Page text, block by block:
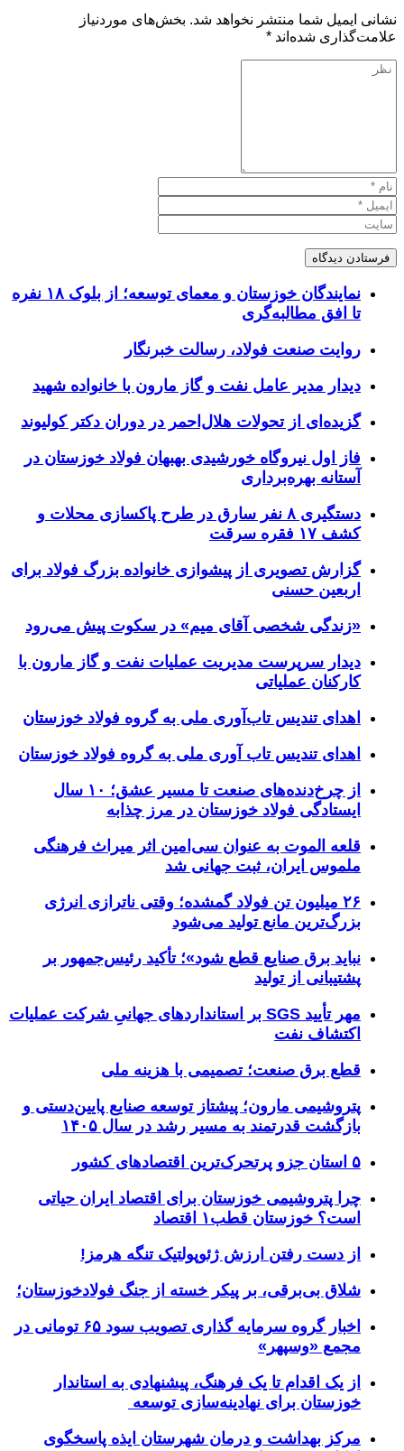
نشانی ایمیل شما منتشر نخواهد شد. بخش‌های موردنیاز
علامت‌گذاری شده‌اند *
نمایندگان خوزستان و معمای توسعه؛ از بلوک ۱۸ نفره
تا افق مطالبه‌گری
روایت صنعت فولاد،‌ رسالت خبرنگار
دیدار مدیر عامل نفت و گاز مارون با خانواده شهید
گزیده‌ای از تحولات هلال‌احمر در دوران دکتر کولیوند
فاز اول نیروگاه خورشیدی بهبهان فولاد خوزستان در
آستانه بهره‌برداری
دستگیری ۸ نفر سارق در طرح پاکسازی محلات و
کشف ۱۷ فقره سرقت
گزارش تصویری از پیشوازی خانواده بزرگ فولاد برای
اربعین حسنی
«زندگی شخصی آقای میم» در سکوت پیش می‌رود
دیدار سرپرست مدیریت عملیات نفت و گاز مارون با
کارکنان عملیاتی
اهدای تندیس تاب‌آوری ملی به گروه فولاد خوزستان
اهدای تندیس تاب آوری ملی به گروه فولاد خوزستان
از چرخ‌دنده‌های صنعت تا مسیر عشق؛ ۱۰ سال
ایستادگی فولاد خوزستان در مرز چذابه
قلعه الموت به عنوان سی‌امین اثر میراث‌ فرهنگی
ملموس ایران، ثبت جهانی شد
۲۶ میلیون تن فولاد گمشده؛ وقتی ناترازی انرژی
بزرگ‌ترین مانع تولید می‌شود
نباید برق صنایع قطع شود»؛ تأکید رئیس‌جمهور بر
پشتیبانی از تولید
مهر تأیید SGS بر استانداردهای جهانیِ شرکت عملیات
اکتشاف نفت
قطع برق صنعت؛ تصمیمی با هزینه ملی
پتروشیمی مارون؛ پیشتاز توسعه صنایع پایین‌دستی و
بازگشت قدرتمند به مسیر رشد در سال ۱۴۰۵
۵ استان جزو پرتحرک‌ترین اقتصاد‌های کشور
چرا پتروشیمی خوزستان برای اقتصاد ایران حیاتی
است؟ خوزستان قطب۱ اقتصاد
از دست رفتن ارزش ژئوپولتیک تنگه هرمز!
شلاق‌ بی‌برقی، بر پیکر خسته‌ از جنگ فولادخوزستان؛
اخبار گروه سرمایه گذاری تصویب سود ۶۵ تومانی در
مجمع «وسپهر»
از یک اقدام تا یک فرهنگ، پیشنهادی به استاندار
خوزستان برای نهادینه‌سازی توسعه
مرکز بهداشت و درمان شهرستان ایذه پاسخگوی